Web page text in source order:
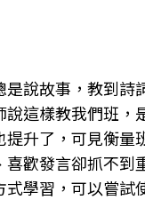
說故事，教到詩
這樣教我們班，
升了，可見衡量
喜歡發言卻抓不到
學習，可以嘗試